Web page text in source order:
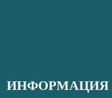
ИНФОРМАЦИЯ